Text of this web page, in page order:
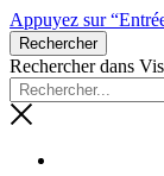
Appuyez sur
Rechercher
Rechercher dans